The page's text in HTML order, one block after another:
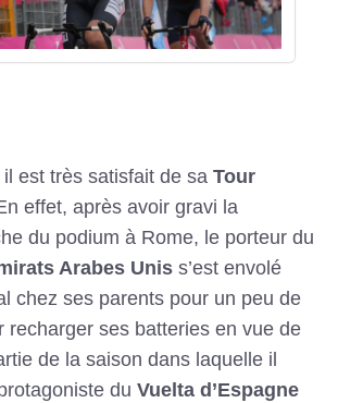
il est très satisfait de saTour
effet, après avoir gravi la
du podium à Rome, le porteur du
Arabes Unis s’est envolé
chez ses parents pour un peu de
recharger ses batteries en vue de
de la saison dans laquelle il
duVuelta d’Espagne